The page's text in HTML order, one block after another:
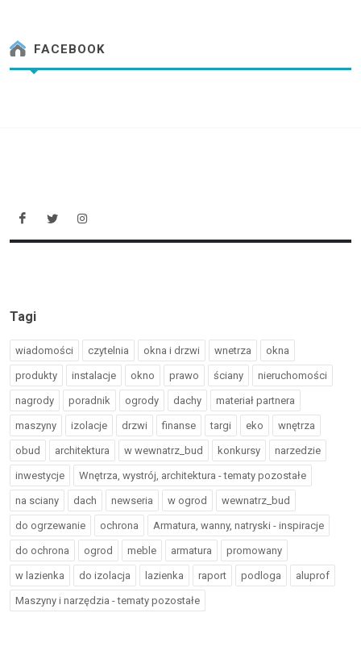
FACEBOOK
Tagi
wiadomości czytelnia okna i drzwi wnetrza okna
produkty instalacje okno prawo ściany nieruchomości
nagrody poradnik ogrody dachy materiał partnera
maszyny izolacje drzwi finanse targi eko wnętrza
obud architektura w wewnatrz_bud konkursy narzedzie
inwestycje Wnętrza, wystrój, architektura - tematy pozostałe
na sciany dach newseria w ogrod wewnatrz_bud
do ogrzewanie ochrona Armatura, wanny, natryski - inspiracje
do ochrona ogrod meble armatura promowany
w lazienka do izolacja lazienka raport podloga aluprof
Maszyny i narzędzia - tematy pozostałe